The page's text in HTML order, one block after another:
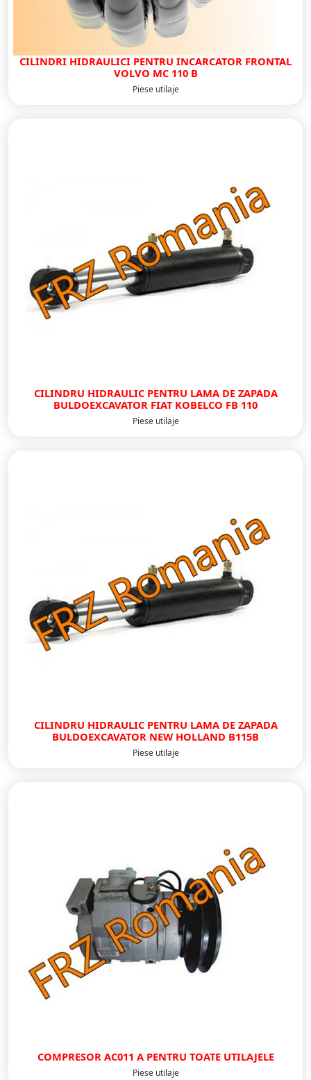
CILINDRI HIDRAULICI PENTRU INCARCATOR FRONTAL
VOLVO MC 110 B
Piese utilaje
CILINDRU HIDRAULIC PENTRU LAMA DE ZAPADA
BULDOEXCAVATOR FIAT KOBELCO FB 110
Piese utilaje
CILINDRU HIDRAULIC PENTRU LAMA DE ZAPADA
BULDOEXCAVATOR NEW HOLLAND B115B
Piese utilaje
COMPRESOR AC011 A PENTRU TOATE UTILAJELE
Piese utilaje